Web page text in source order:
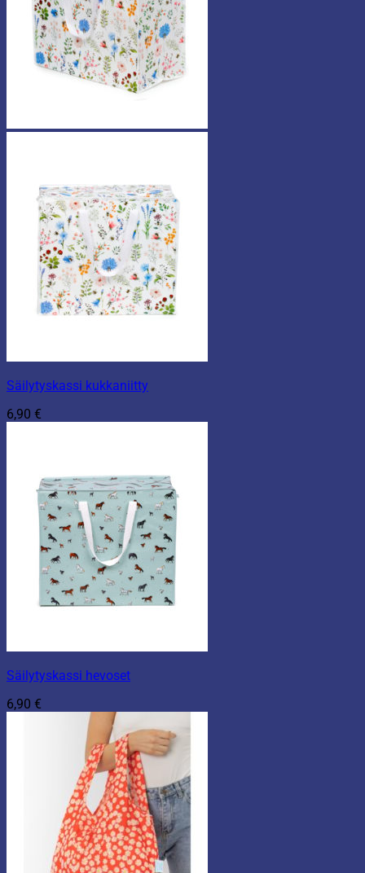
Säilytyskassi kukkaniitty
6,90 €
Säilytyskassi hevoset
6,90 €